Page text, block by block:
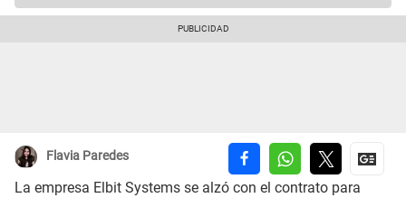
Flavia Paredes
La empresa Elbit Systems se alzó con el contrato para